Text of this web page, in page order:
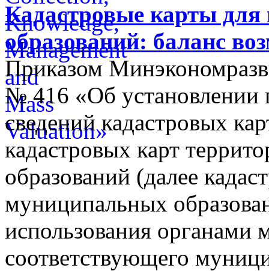
Кадастровые карты
образований: баланс
Приказом
№ 416 «Об установлении
сведений кадастровых
кадастровых карт
образований (далее
муниципальных
использования органами
соответствующего